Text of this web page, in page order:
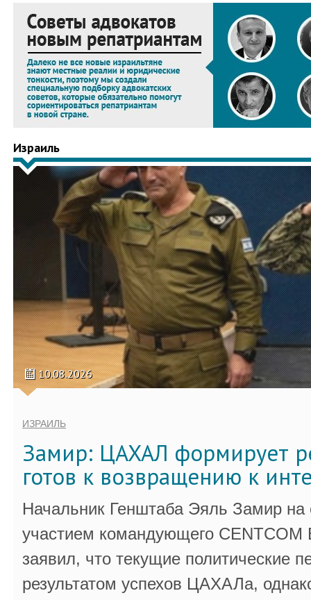
Израиль
10.08.2026
ИЗРАИЛЬ
Замир: ЦАХАЛ формирует
готов к возвращению к
Начальник Генштаба Эяль Замир
участием командующего
заявил, что текущие политические
результатом успехов ЦАХАЛа,